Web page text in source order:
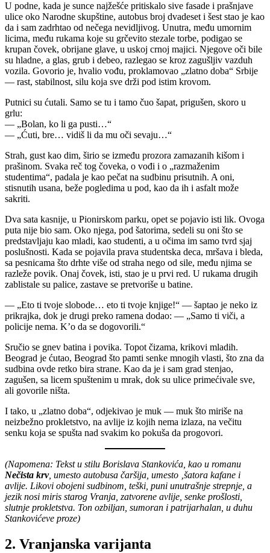
U podne, kada je sunce najžešće pritiskalo sive fasade i prašnjave
ulice oko Narodne skupštine, autobus broj dvadeset i šest stao je kao
da i sam zadrhtao od nečega nevidljivog. Unutra, među umornim
licima, među rukama koje su grčevito stezale torbe, podigao se
krupan čovek, obrijane glave, u uskoj crnoj majici. Njegove oči bile
su hladne, a glas, grub i debeo, razlegao se kroz zagušljiv vazduh
vozila. Govorio je, hvalio vođu, proklamovao „zlatno doba“ Srbije
— rast, stabilnost, silu koja sve drži pod istim krovom.
Putnici su ćutali. Samo se tu i tamo čuo šapat, prigušen, skoro u
grlu:
— „Bolan, ko li ga pusti…“
— „Ćuti, bre… vidiš li da mu oči sevaju…“
Strah, gust kao dim, širio se između prozora zamazanih kišom i
prašinom. Svaka reč tog čoveka, o vođi i o „razmaženim
studentima“, padala je kao pečat na sudbinu prisutnih. A oni,
stisnutih usana, beže pogledima u pod, kao da ih i asfalt može
sakriti.
Dva sata kasnije, u Pionirskom parku, opet se pojavio isti lik. Ovoga
puta nije bio sam. Oko njega, pod šatorima, sedeli su oni što se
predstavljaju kao mladi, kao studenti, a u očima im samo tvrd sjaj
poslušnosti. Kada se pojavila prava studentska deca, mršava i bleda,
sa pesnicama što drhte više od straha nego od sile, među njima se
razleže povik. Onaj čovek, isti, stao je u prvi red. U rukama drugih
zablistale su palice, zastave se pretvoriše u batine.
— „Eto ti tvoje slobode… eto ti tvoje knjige!“ — šaptao je neko iz
prikrajka, dok je drugi preko ramena dodao: — „Samo ti viči, a
policije nema. K’o da se dogovorili.“
Sručio se gnev batina i povika. Topot čizama, krikovi mladih.
Beograd je ćutao, Beograd što pamti senke mnogih vlasti, što zna da
sudbina ovde retko bira strane. Kao da je i sam grad stenjao,
zagušen, sa licem spuštenim u mrak, dok su ulice primećivale sve,
ali govorile ništa.
I tako, u „zlatno doba“, odjekivao je muk — muk što miriše na
neizbežno prokletstvo, na avlije iz kojih nema izlaza, na večitu
senku koja se spušta nad svakim ko pokuša da progovori.
(Napomena: Tekst u stilu Borislava Stankovića, kao u romanu
Nečista krv, umesto autobusa čaršija, umesto ‚šatora kafane i
avlije. Likovi obojeni sudbinom, teški, puni unutrašnje strepnje, a
jezik nosi miris starog Vranja, zatvorene avlije, senke prošlosti,
slutnje prokletstva. Ton ozbiljan, sumoran i patrijarhalan, u duhu
Stankovićeve proze)
2. Vranjanska varijanta